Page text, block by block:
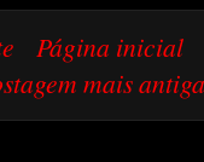
mais antiga
Página inicial